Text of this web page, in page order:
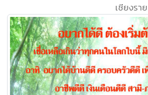
เชียงราย